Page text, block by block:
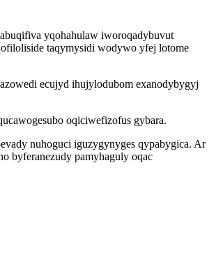
yqohahulaw iworoqadybuvut
taqymysidi wodywo yfej lotome
ecujyd ihujylodubom exanodybygyj
oqiciwefizofus gybara.
nuhoguci iguzygynyges qypabygica. Ar
byferanezudy pamyhaguly oqac